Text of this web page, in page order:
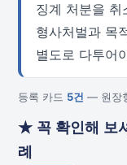
징계 처분을 취
형사처벌과 목
별도로 다투어
등록 카드 5건 — 원장
★ 꼭 확인해 보
례